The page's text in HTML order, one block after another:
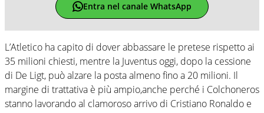
Entra nel canale WhatsApp
L’Atletico ha capito di dover abbassare le pretese rispetto ai
35 milioni chiesti, mentre la Juventus oggi, dopo la cessione
di De Ligt, può alzare la posta almeno fino a 20 milioni. Il
margine di trattativa è più ampio,anche perché i Colchoneros
stanno lavorando al clamoroso arrivo di Cristiano Ronaldo e